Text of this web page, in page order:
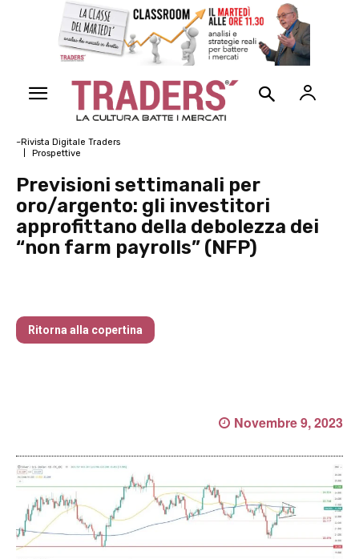
~Rivista Digitale Traders
Prospettive
Previsioni settimanali per
oro/argento: gli investitori
approfittano della debolezza dei
“non farm payrolls” (NFP)
Ritorna alla copertina
Novembre 9, 2023